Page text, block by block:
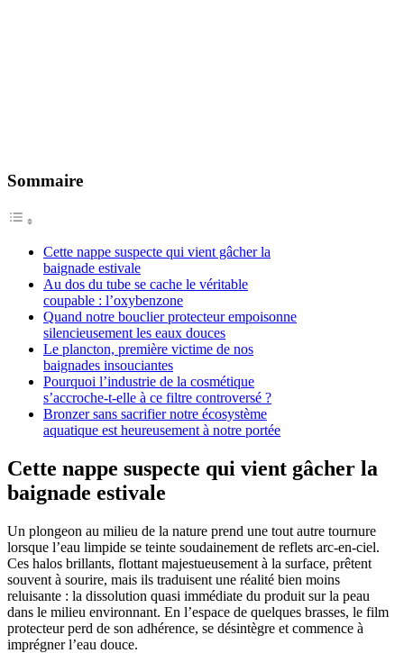
Sommaire
Cette nappe suspecte qui vient gâcher la
baignade estivale
Au dos du tube se cache le véritable
coupable : l’oxybenzone
Quand notre bouclier protecteur empoisonne
silencieusement les eaux douces
Le plancton, première victime de nos
baignades insouciantes
Pourquoi l’industrie de la cosmétique
s’accroche-t-elle à ce filtre controversé ?
Bronzer sans sacrifier notre écosystème
aquatique est heureusement à notre portée
Cette nappe suspecte qui vient gâcher la
baignade estivale
Un plongeon au milieu de la nature prend une tout autre tournure
lorsque l’eau limpide se teinte soudainement de reflets arc-en-ciel.
Ces halos brillants, flottant majestueusement à la surface, prêtent
souvent à sourire, mais ils traduisent une réalité bien moins
reluisante : la dissolution quasi immédiate du produit sur la peau
dans le milieu environnant. En l’espace de quelques brasses, le film
protecteur perd de son adhérence, se désintègre et commence à
imprégner l’eau douce.